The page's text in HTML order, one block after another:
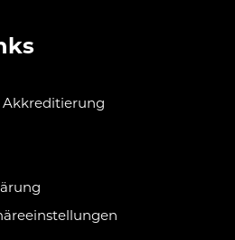
Akkreditierung